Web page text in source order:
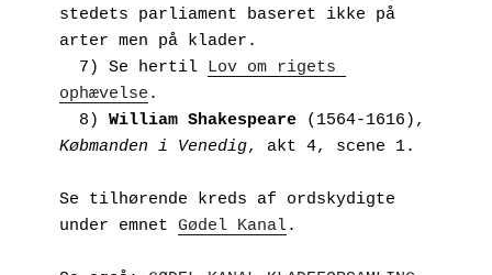
stedets parliament baseret ikke på
arter men på klader.
  7) Se hertil
Lov om rigets
ophævelse .
  8)
William Shakespeare
Købmanden i Venedig, akt 4, scene 1.
Se tilhørende kreds af ordskydigte
under emnet Gødel Kanal.